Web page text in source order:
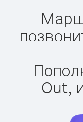
Out,